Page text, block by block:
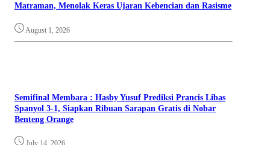
Matraman, Menolak Keras Ujaran Kebencian dan Rasisme
August 1, 2026
Semifinal Membara : Hasby Yusuf Prediksi Prancis Libas
Spanyol 3-1, Siapkan Ribuan Sarapan Gratis di Nobar
Benteng Orange
July 14, 2026